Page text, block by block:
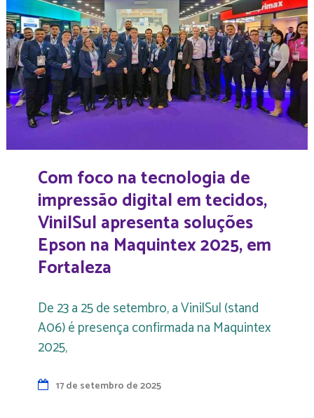
Com foco na tecnologia de
impressão digital em tecidos,
VinilSul apresenta soluções
Epson na Maquintex 2025, em
Fortaleza
De 23 a 25 de setembro, a VinilSul (stand
A06) é presença confirmada na Maquintex
2025,
17 de setembro de 2025